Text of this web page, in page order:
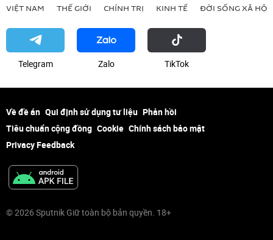
VIỆT NAM THẾ GIỚI CHÍNH TRỊ KINH TẾ ĐỜI SỐNG XÃ HỘI
Telegram Zalo ТikТоk
Về đề án Qui định sử dụng tư liệu Phản hồi
Tiêu chuẩn cộng đồng Cookie Chính sách bảo mật
Privacy Feedback
© 2026 Sputnik Giữ toàn bộ bản quyền. 18+